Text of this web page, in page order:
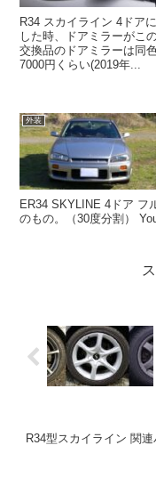
R34 スカイライン 4ドア
した時、ドアミラーがこ
交換品のドアミラーは同
7000円くらい(2019年...
外装
ER34 SKYLINE 4ドア フ
のもの。（30度分割）
R34型スカイライン 関